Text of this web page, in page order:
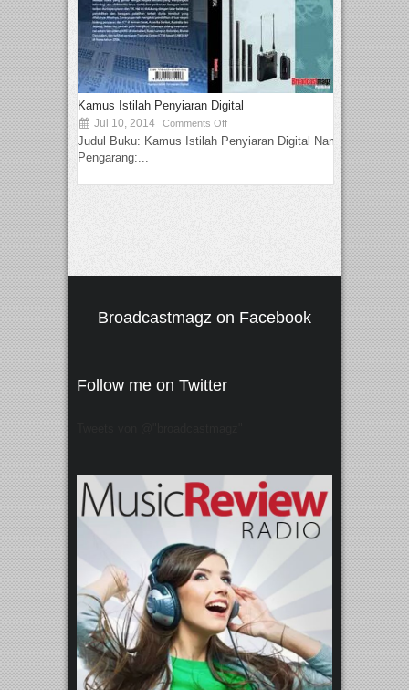
Kamus Istilah Penyiaran Digital
Jul 10, 2014 Comments Off
Judul Buku: Kamus Istilah Penyiaran Digital Nama
Pengarang:...
Broadcastmagz on Facebook
Follow me on Twitter